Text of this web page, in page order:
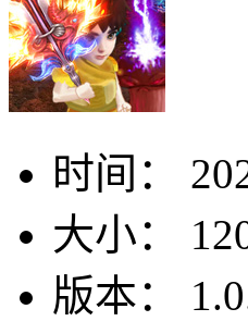
时间：
大小：
版本：